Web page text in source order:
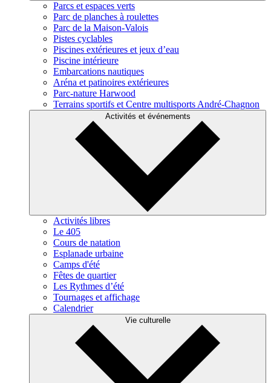
Parcs et espaces verts
Parc de planches à roulettes
Parc de la Maison-Valois
Pistes cyclables
Piscines extérieures et jeux d’eau
Piscine intérieure
Embarcations nautiques
Aréna et patinoires extérieures
Parc-nature Harwood
Terrains sportifs et Centre multisports André-Chagnon
Activités et événements
Activités libres
Le 405
Cours de natation
Esplanade urbaine
Camps d'été
Fêtes de quartier
Les Rythmes d’été
Tournages et affichage
Calendrier
Vie culturelle